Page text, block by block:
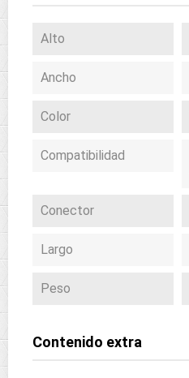
Alto
Ancho
Color
Compatibilidad
Conector
Largo
Peso
Contenido extra